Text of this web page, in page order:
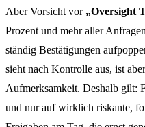
Aber Vorsicht vor „Oversight
Prozent und mehr aller
ständig Bestätigungen
sieht nach Kontrolle aus, ist
Aufmerksamkeit. Deshalb gilt:
und nur auf wirklich riskante,